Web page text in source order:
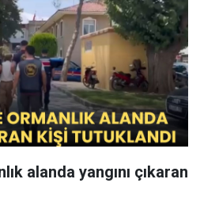
alanda yangını çıkaran